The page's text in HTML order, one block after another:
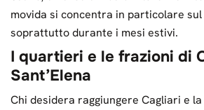
movida si concentra in particolare
soprattutto durante i mesi estivi.
I quartieri e le frazioni di
Sant’Elena
Chi desidera raggiungere Cagliari e